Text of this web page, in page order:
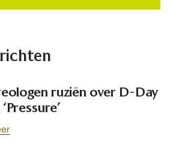
ruziën over D-Day